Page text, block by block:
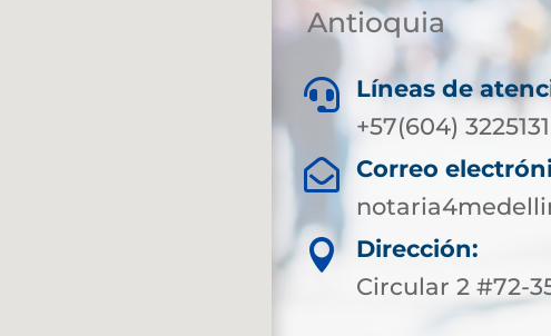
Antioquia

Líneas de
+57(604) 3225131

Correo

Dirección:
Circular 2 #72-